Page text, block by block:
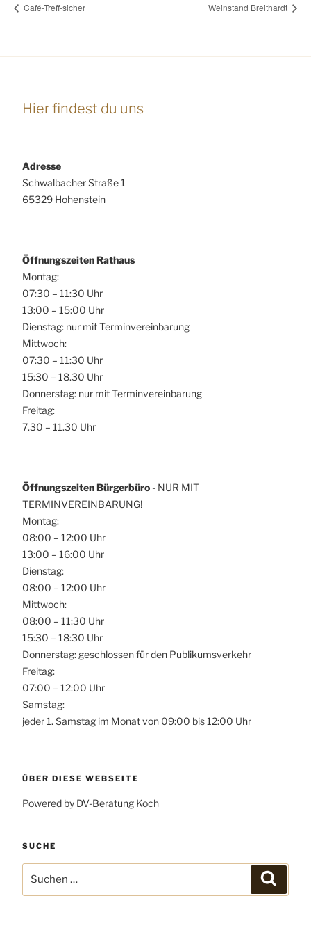
Café-Treff-sicher Weinstand Breithardt
Hier findest du uns
Adresse
Schwalbacher Straße 1
65329 Hohenstein
Öffnungszeiten Rathaus
Montag:
07:30 – 11:30 Uhr
13:00 – 15:00 Uhr
Dienstag: nur mit Terminvereinbarung
Mittwoch:
07:30 – 11:30 Uhr
15:30 – 18.30 Uhr
Donnerstag: nur mit Terminvereinbarung
Freitag:
7.30 – 11.30 Uhr
Öffnungszeiten Bürgerbüro - NUR MIT
TERMINVEREINBARUNG!
Montag:
08:00 – 12:00 Uhr
13:00 – 16:00 Uhr
Dienstag:
08:00 – 12:00 Uhr
Mittwoch:
08:00 – 11:30 Uhr
15:30 – 18:30 Uhr
Donnerstag: geschlossen für den Publikumsverkehr
Freitag:
07:00 – 12:00 Uhr
Samstag:
jeder 1. Samstag im Monat von 09:00 bis 12:00 Uhr
ÜBER DIESE WEBSEITE
Powered by DV-Beratung Koch
SUCHE
nach: